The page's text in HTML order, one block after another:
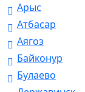
Арыс
Атбасар
Аягоз
Байконур
Булаево